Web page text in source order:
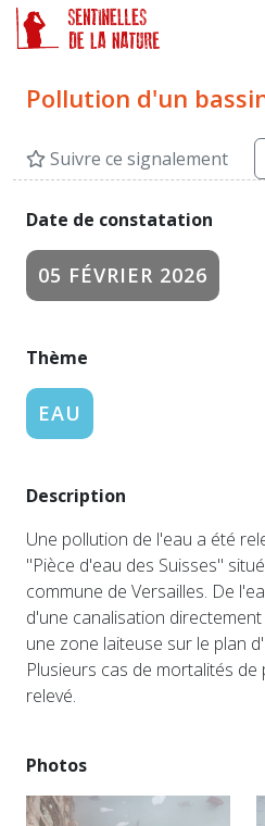
Pollution d'un
Suivre ce signalement
Date de constatation
05 FÉVRIER 2026
Thème
EAU
Description
Une pollution de l'eau a été
"Pièce d'eau des Suisses"
commune de Versailles. De
d'une canalisation
une zone laiteuse sur le plan
Plusieurs cas de mortalités
relevé.
Photos
Panneau de gestion des cookies